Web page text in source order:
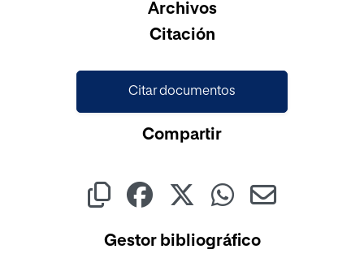
Archivos
Citación
Citar documentos
Compartir
Gestor bibliográfico